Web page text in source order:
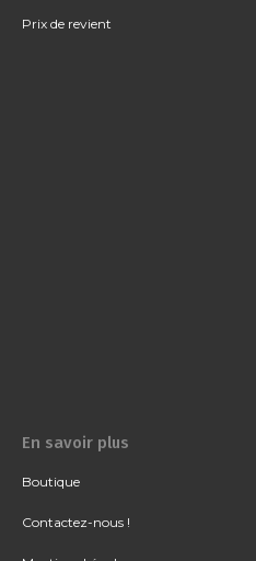
Prix de revient
En savoir plus
Boutique
Contactez-nous !